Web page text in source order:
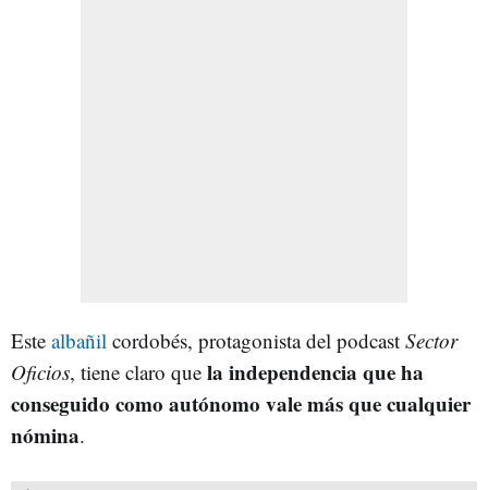
Este albañil cordobés, protagonista del podcast Sector
Oficios, tiene claro que la independencia que ha
conseguido como autónomo vale más que cualquier
nómina.